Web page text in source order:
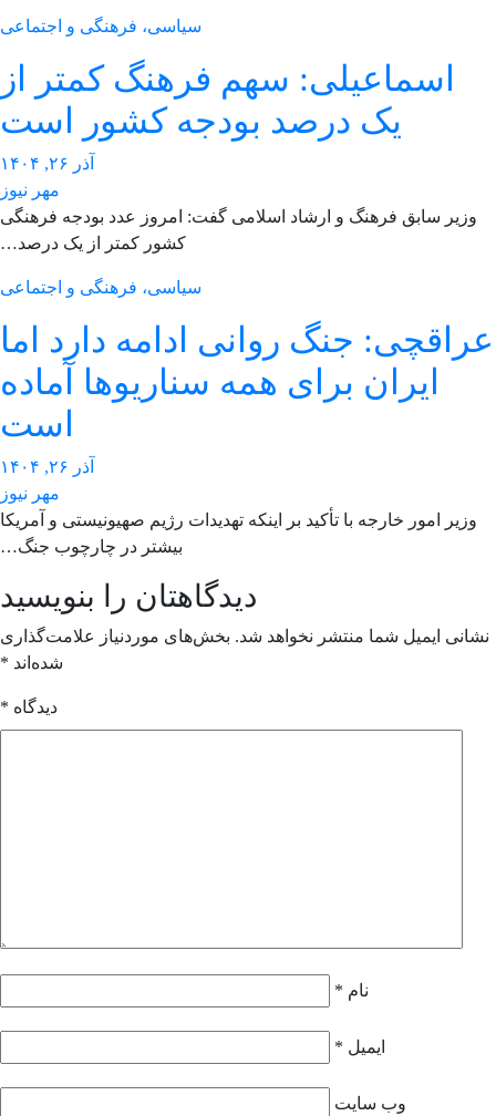
سیاسی، فرهنگی و اجتماعی
اسماعیلی: سهم فرهنگ کمتر از
یک درصد بودجه کشور است
آذر ۲۶, ۱۴۰۴
مهر نیوز
وزیر سابق فرهنگ و ارشاد اسلامی گفت: امروز عدد بودجه فرهنگی
کشور کمتر از یک درصد…
سیاسی، فرهنگی و اجتماعی
جنگ روانی ادامه دارد اما
ایران برای همه سناریوها آماده
است
آذر ۲۶, ۱۴۰۴
مهر نیوز
وزیر امور خارجه با تأکید بر اینکه تهدیدات رژیم صهیونیستی و آمریکا
بیشتر در چارچوب جنگ…
دیدگاهتان را بنویسید
ایمیل شما منتشر نخواهد شد. بخش‌های موردنیاز علامت‌گذاری
شده‌اند *
دیدگاه*
نام*
ایمیل*
وب‌ سایت